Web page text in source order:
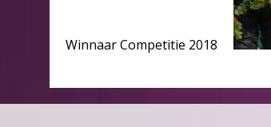
Winnaar Competitie 2018